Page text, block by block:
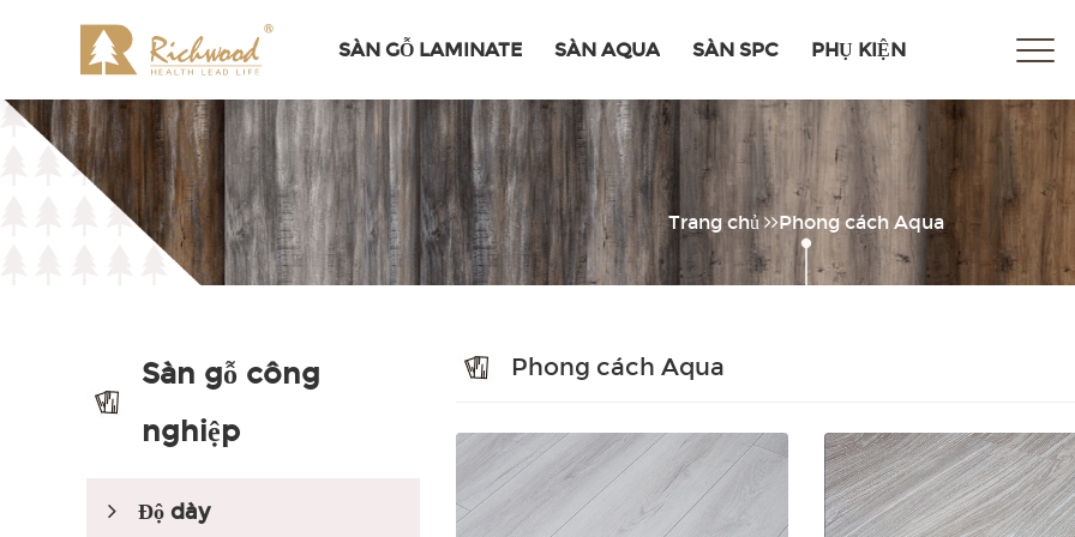
SÀN GỖ LAMINATE SÀN AQUA SÀN SPC PHỤ KIỆN
Trang chủ Phong cách Aqua
Sàn gỗ công
nghiệp
Độ dày
Phong cách Aqua